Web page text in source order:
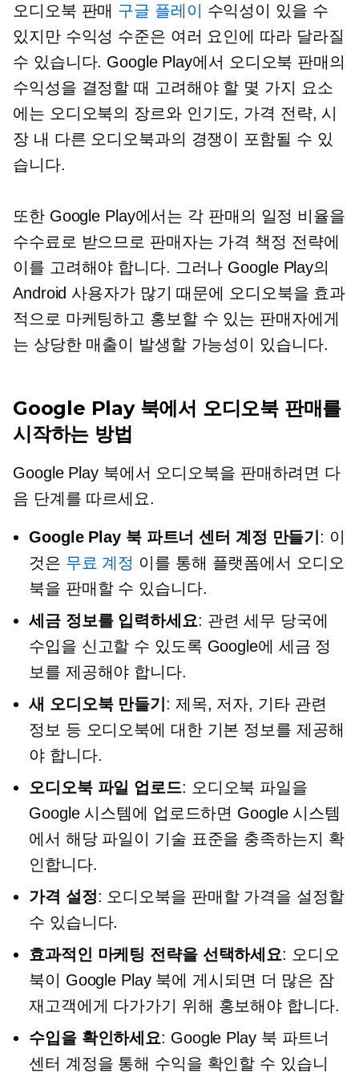
오디오북 판매 구글 플레이
수익성이 있을 수
있지만 수익성 수준은 여러 요인에 따라 달라질
수 있습니다. Google Play에서 오디오북 판매의
수익성을 결정할 때 고려해야 할 몇 가지 요소
에는 오디오북의 장르와 인기도, 가격 전략, 시
장 내 다른 오디오북과의 경쟁이 포함될 수 있
습니다.
또한 Google Play에서는 각 판매의 일정 비율을
수수료로 받으므로 판매자는 가격 책정 전략에
이를 고려해야 합니다. 그러나 Google Play의
Android 사용자가 많기 때문에 오디오북을 효과
적으로 마케팅하고 홍보할 수 있는 판매자에게
는 상당한 매출이 발생할 가능성이 있습니다.
Google Play 북에서 오디오북 판매를
시작하는 방법
Google Play 북에서 오디오북을 판매하려면 다
음 단계를 따르세요.
Google Play 북 파트너 센터 계정 만들기 : 이
것은 무료 계정 이를 통해 플랫폼에서 오디오
북을 판매할 수 있습니다.
세금 정보를 입력하세요: 관련 세무 당국에
수입을 신고할 수 있도록 Google에 세금 정
보를 제공해야 합니다.
새 오디오북 만들기 : 제목, 저자, 기타 관련
정보 등 오디오북에 대한 기본 정보를 제공해
야 합니다.
오디오북 파일 업로드: 오디오북 파일을
Google 시스템에 업로드하면 Google 시스템
에서 해당 파일이 기술 표준을 충족하는지 확
인합니다.
가격 설정: 오디오북을 판매할 가격을 설정할
수 있습니다.
효과적인 마케팅 전략을 선택하세요: 오디오
북이 Google Play 북에 게시되면 더 많은 잠
재고객에게 다가가기 위해 홍보해야 합니다.
수입을 확인하세요: Google Play 북 파트너
센터 계정을 통해 수익을 확인할 수 있습니